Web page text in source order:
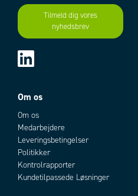
Tilmeld dig vores
nyhedsbrev
Om os
Om os
Medarbejdere
Leveringsbetingelser
Politikker
Kontrolrapporter
Kundetilpassede Løsninger